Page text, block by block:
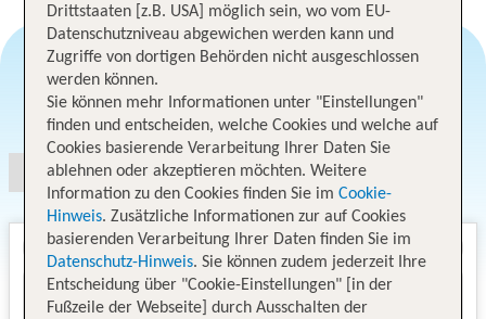
Angebotsauswahl
Drittstaaten [z.B. USA] möglich sein, wo vom EU-
Datenschutzniveau abgewichen werden kann und
Zugriffe von dortigen Behörden nicht ausgeschlossen
werden können.
Sie können mehr Informationen unter "Einstellungen"
finden und entscheiden, welche Cookies und welche auf
Cookies basierende Verarbeitung Ihrer Daten Sie
ablehnen oder akzeptieren möchten. Weitere
Information zu den Cookies finden Sie im Cookie-
Hinweis. Zusätzliche Informationen zur auf Cookies
basierenden Verarbeitung Ihrer Daten finden Sie im
Datenschutz-Hinweis. Sie können zudem jederzeit Ihre
Entscheidung über "Cookie-Einstellungen" [in der
Fußzeile der Webseite] durch Ausschalten der